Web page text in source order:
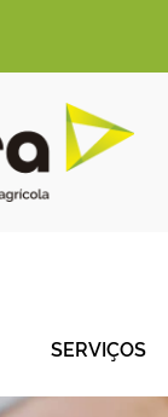
SERVIÇOS